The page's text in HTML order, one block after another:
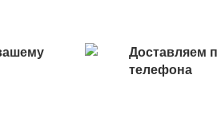
Доставляем
телефона